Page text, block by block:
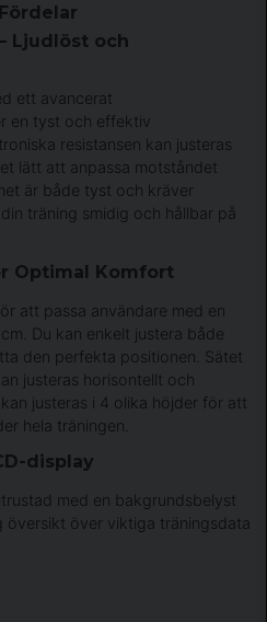
Ljudlöst och
ett avancerat
en tyst och effektiv
resistansen kan justeras
lätt att anpassa motståndet
är både tyst och kräver
träning smidig och hållbar på
Optimal Komfort
att passa användare med en
Du kan enkelt justera både
den perfekta positionen. Sätet
justeras horisontellt och
justeras i 4 olika höjder för att
hela träningen.
display
med en bakgrundsbelyst
översikt över viktiga träningsdata